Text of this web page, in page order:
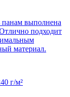
выполнена
подходит
материал.
г/м²